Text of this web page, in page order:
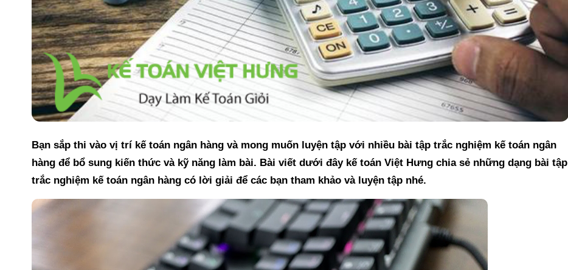
Bạn sắp thi vào vị trí kế toán ngân hàng và mong muốn luyện tập với nhiều bài tập trắc nghiệm kế toán ngân
hàng để bổ sung kiến thức và kỹ năng làm bài. Bài viết dưới đây kế toán Việt Hưng chia sẻ những dạng bài tập
trắc nghiệm kế toán ngân hàng có lời giải để các bạn tham khảo và luyện tập nhé.